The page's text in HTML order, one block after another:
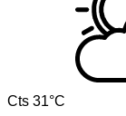
Cts 31°C